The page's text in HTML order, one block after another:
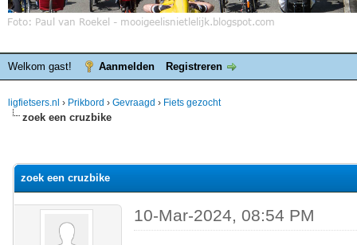
Welkom gast! Aanmelden Registreren
ligfietsers.nl › Prikbord › Gevraagd › Fiets gezocht
zoek een cruzbike
zoek een cruzbike
10-Mar-2024, 08:54 PM